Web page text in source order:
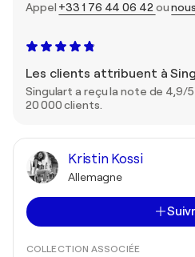
Appel +33 1 76 44 06 42 ou
Les clients attribuent à
Singulart a reçu la note de 4,9/
20 000 clients.
Kristin Kossi
Allemagne
COLLECTION ASSOCIÉE